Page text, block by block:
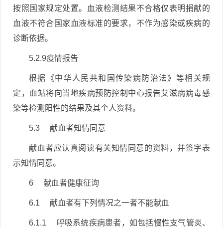
按照国家规定处置。血液检测结果不合格仅表明捐献的
血液不符合国家血液标准的要求，不作为感染或疾病的
诊断依据。
5.2.9疫情报告
根据《中华人民共和国传染病防治法》等相关规
定，血站将向当地疾病预防控制中心报告艾滋病病毒感
染等检测阳性的结果及其个人资料。
5.3 献血者知情同意
献血者应认真阅读有关知情同意的资料，并签字表
示知情同意。
6 献血者健康征询
6.1 献血者有下列情况之一者不能献血
6.1.1 呼吸系统疾病患者，如包括慢性支气管炎、